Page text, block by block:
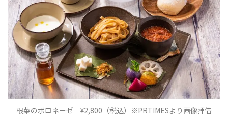
根菜のボロネーゼ ¥2,800（税込）※PRTIMESより画像拝借